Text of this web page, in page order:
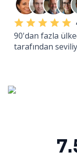
90'dan fazla
tarafından